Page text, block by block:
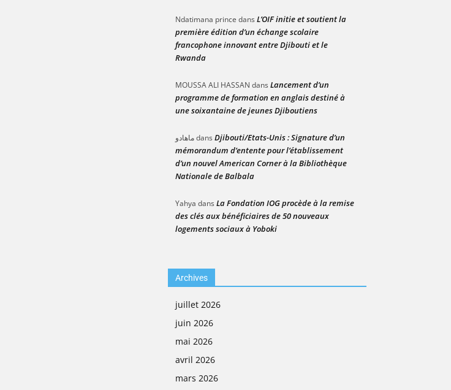
Ndatimana prince dans L’OIF initie et soutient la
première édition d’un échange scolaire
francophone innovant entre Djibouti et le
Rwanda
MOUSSA ALI HASSAN dans Lancement d’un
programme de formation en anglais destiné à
une soixantaine de jeunes Djiboutiens
ماهادوdans Djibouti/Etats-Unis : Signature d’un
mémorandum d’entente pour l’établissement
d’un nouvel American Corner à la Bibliothèque
Nationale de Balbala
Yahya dans La Fondation IOG procède à la remise
des clés aux bénéficiaires de 50 nouveaux
logements sociaux à Yoboki
Archives
juillet 2026
juin 2026
mai 2026
avril 2026
mars 2026